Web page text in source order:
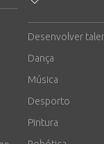
Desenvolver
Dança
Música
Desporto
Pintura